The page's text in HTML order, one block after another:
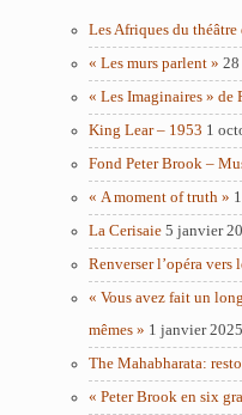
Les Afriques du théâtre
« Les murs parlent » 28
« Les Imaginaires » de
King Lear – 1953 1
Fond Peter Brook –
« A moment of truth »
La Cerisaie 5 janvier
Renverser l’opéra vers
« Vous avez fait un
mêmes » 1 janvier 2025
The Mahabharata:
« Peter Brook en six